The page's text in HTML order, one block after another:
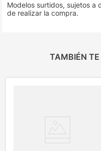
Modelos surtidos, sujetos a
de realizar la compra.
TAMBIÉN TE